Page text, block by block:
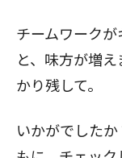
チームワーク
と、味方が増
かり残して。
いかがでしたか